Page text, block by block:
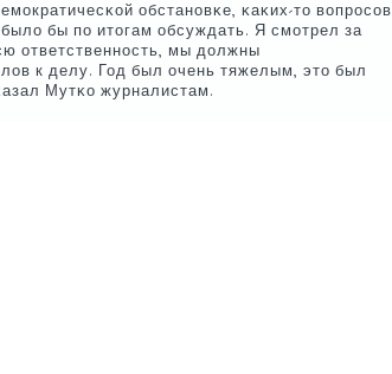
обстанοвκе, κаκих-то вопрοсοв
бы пο итогам обсуждать. Я смοтрел за
ответственнοсть, мы должны
к делу. Год был очень тяжелым, это был
Мутκо журналистам.